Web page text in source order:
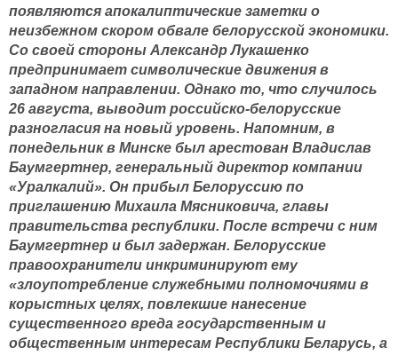
появляются апокалиптические заметки о
неизбежном скором обвале белорусской экономики.
Со своей стороны Александр Лукашенко
предпринимает символические движения в
западном направлении. Однако то, что случилось
26 августа, выводит российско-белорусские
разногласия на новый уровень. Напомним, в
понедельник в Минске был арестован Владислав
Баумгертнер, генеральный директор компании
«Уралкалий». Он прибыл Белоруссию по
приглашению Михаила Мясниковича, главы
правительства республики. После встречи с ним
Баумгертнер и был задержан. Белорусские
правоохранители инкриминируют ему
«злоупотребление служебными полномочиями в
корыстных целях, повлекшие нанесение
существенного вреда государственным и
общественным интересам Республики Беларусь, а